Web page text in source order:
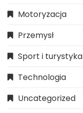
Motoryzacja
Przemysł
Sport i turystyka
Technologia
Uncategorized